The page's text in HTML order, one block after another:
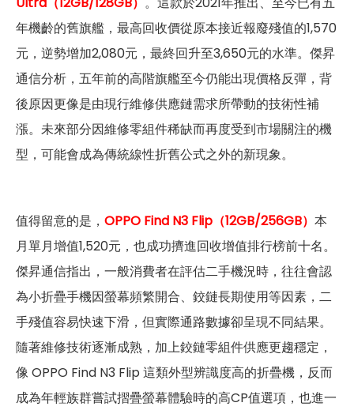
年機齡的舊旗艦，最高回收價從原本接近報廢殘值的1,570
元，逆勢增加2,080元，最終回升至3,650元的水準。傑昇
通信分析，五年前的高階旗艦至今仍能出現價格反彈，背
後原因更像是由現行維修供應鏈需求所帶動的技術性補
漲。未來部分因維修零組件稀缺而再度受到市場關注的機
型，可能會成為傳統線性折舊公式之外的新現象。
值得留意的是， OPPO Find N3 Flip（12GB/256GB） 本
月單月增值1,520元，也成功擠進回收增值排行榜前十名。
傑昇通信指出，一般消費者在評估二手機況時，往往會認
為小折疊手機因螢幕頻繁開合、鉸鏈長期使用等因素，二
手殘值容易快速下滑，但實際通路數據卻呈現不同結果。
隨著維修技術逐漸成熟，加上鉸鏈零組件供應更趨穩定，
像 OPPO Find N3 Flip 這類外型辨識度高的折疊機，反而
成為年輕族群嘗試摺疊螢幕體驗時的高CP值選項，也進一